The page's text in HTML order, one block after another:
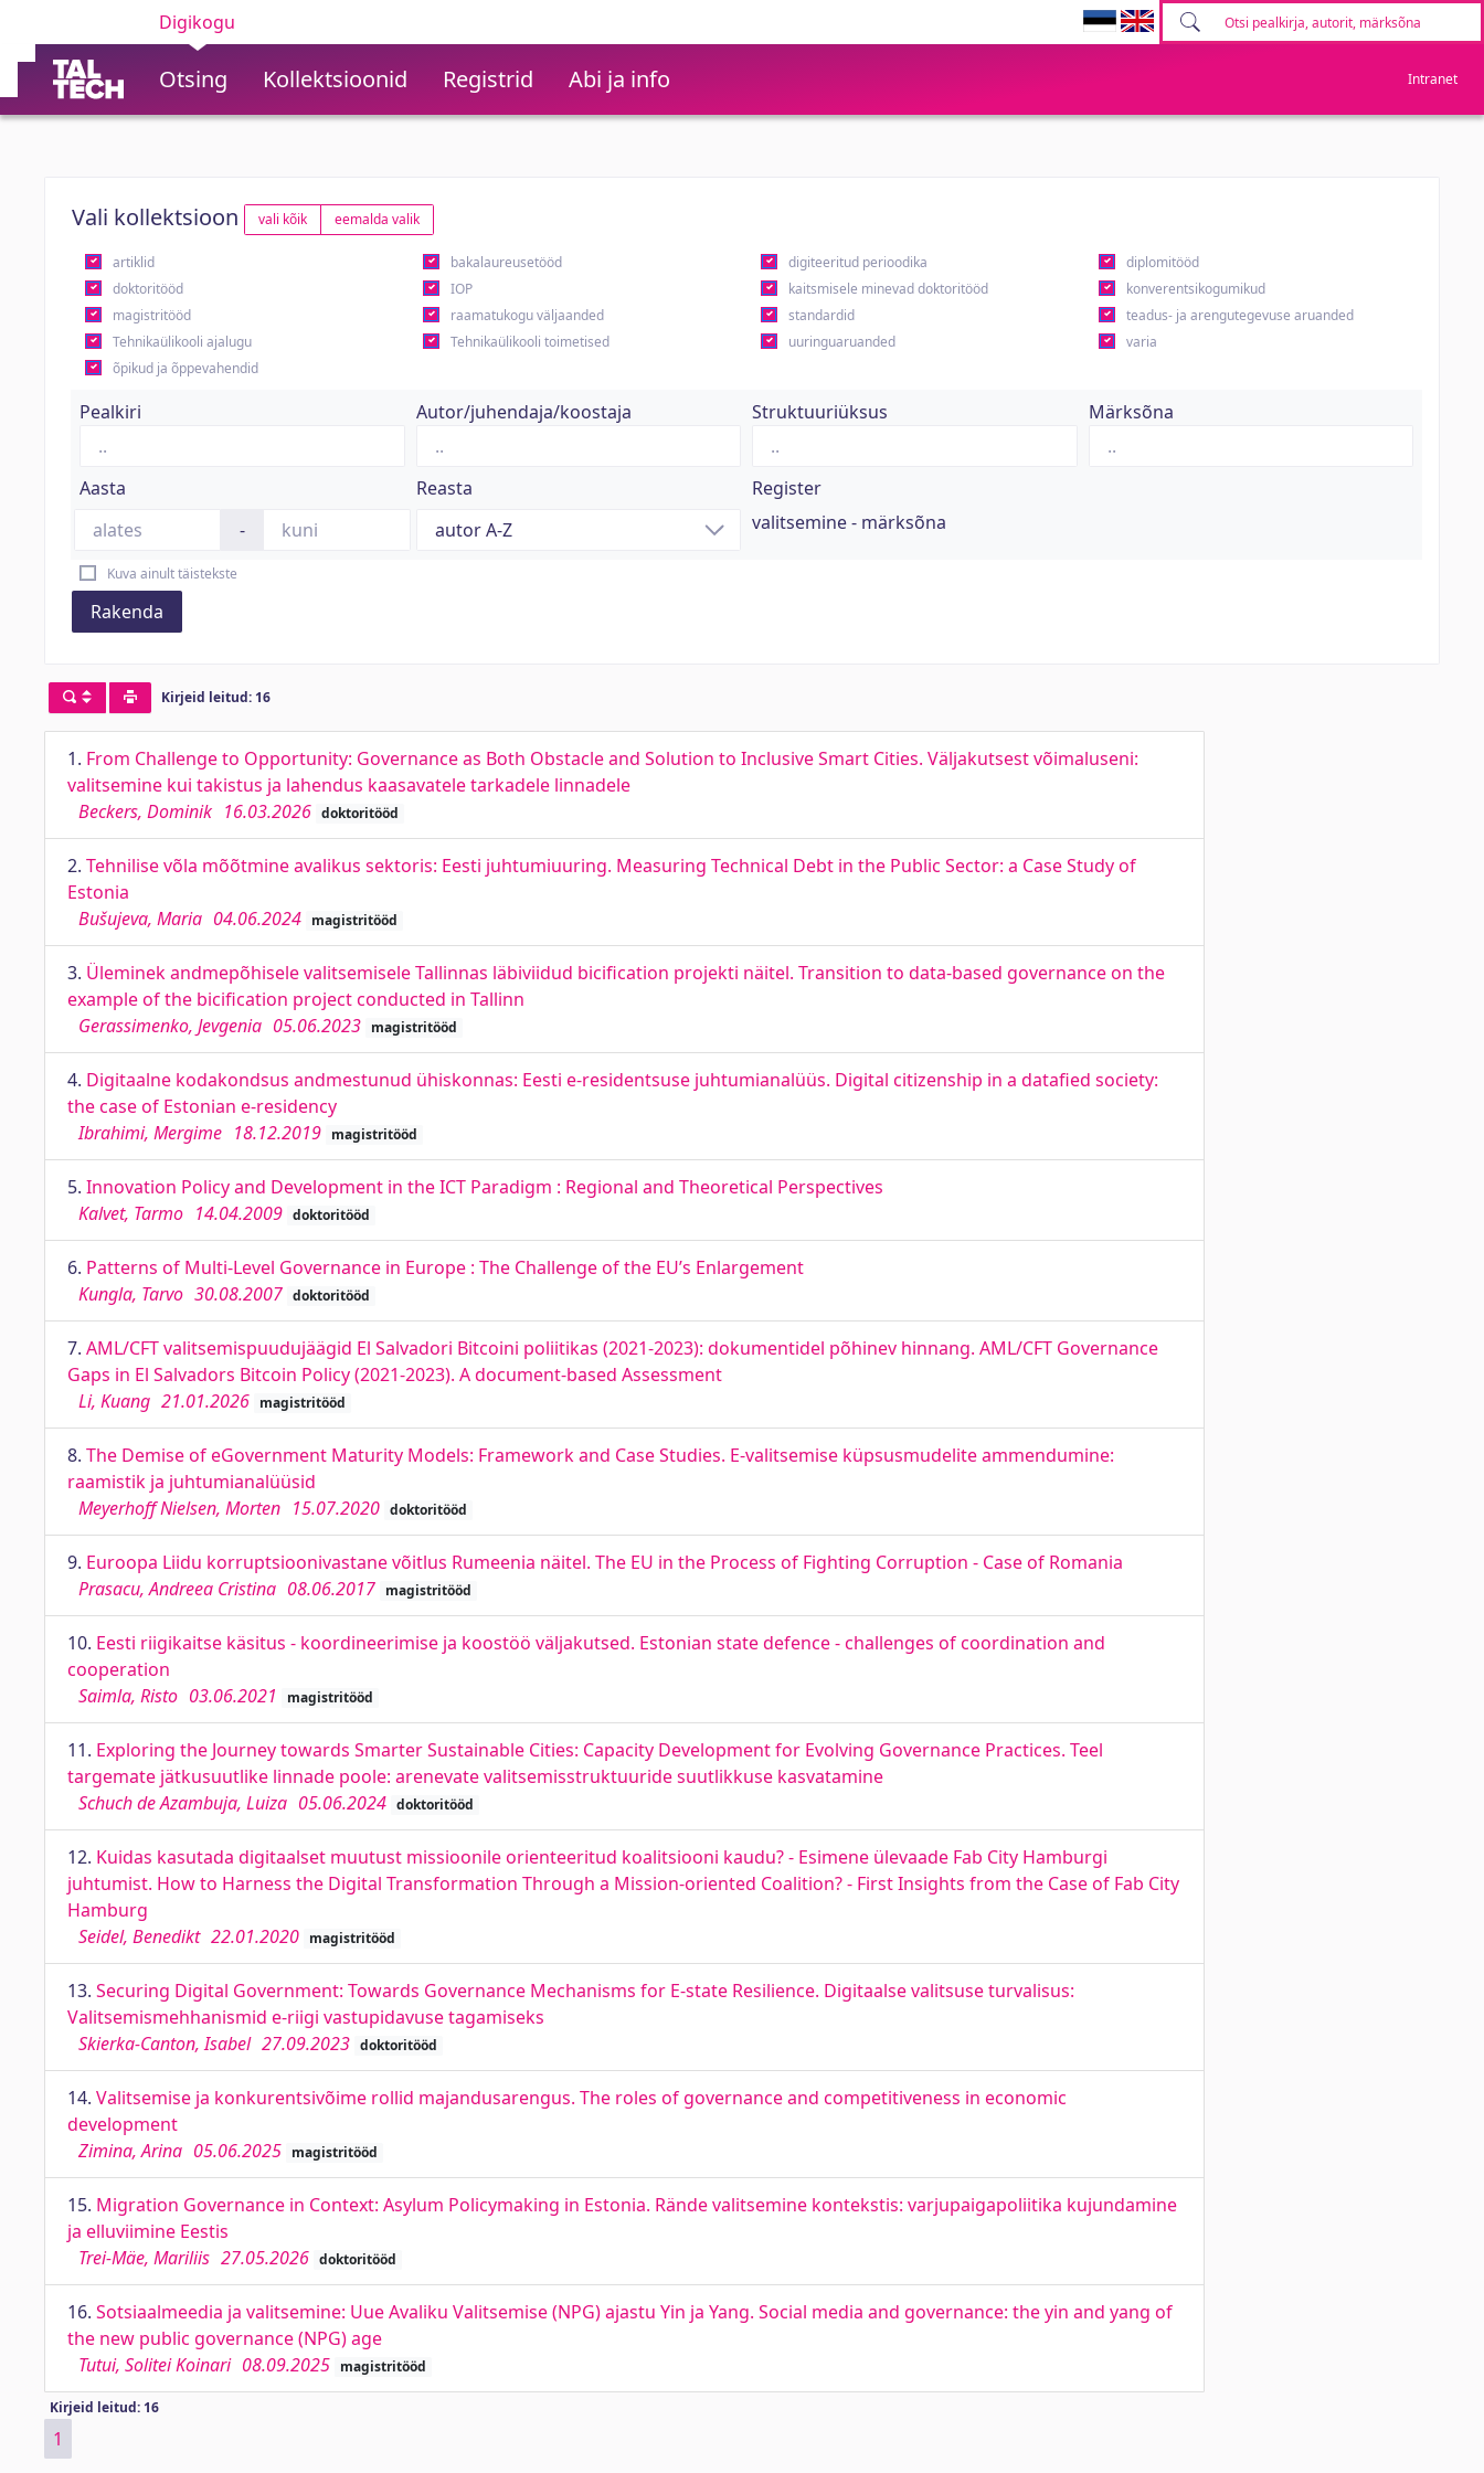
Digikogu
Otsing Kollektsioonid Registrid Abi ja info Intranet
Vali kollektsioon vali kõik eemalda valik
artiklid bakalaureusetööd digiteeritud perioodika
diplomitööd
doktoritööd
IOP kaitsmisele minevad doktoritööd
konverentsikogumikud
magistritööd
raamatukogu väljaanded standardid
teadus- ja arengutegevuse aruanded
Tehnikaülikooli ajalugu
Tehnikaülikooli toimetised uuringuaruanded
varia
õpikud ja õppevahendid
Pealkiri Autor/juhendaja/koostaja Struktuuriüksus Märksõna
Aasta
-
Reasta
Register
valitsemine - märksõna
Kuva ainult täistekste
Rakenda
Kirjeid leitud: 16
1. From Challenge to Opportunity: Governance as Both Obstacle and Solution to Inclusive Smart Cities. Väljakutsest võimaluseni:
valitsemine kui takistus ja lahendus kaasavatele tarkadele linnadele
Beckers, Dominik 16.03.2026 doktoritööd
2. Tehnilise võla mõõtmine avalikus sektoris: Eesti juhtumiuuring. Measuring Technical Debt in the Public Sector: a Case Study of
Estonia
Bušujeva, Maria 04.06.2024 magistritööd
3. Üleminek andmepõhisele valitsemisele Tallinnas läbiviidud bicification projekti näitel. Transition to data-based governance on the
example of the bicification project conducted in Tallinn
Gerassimenko, Jevgenia 05.06.2023 magistritööd
4. Digitaalne kodakondsus andmestunud ühiskonnas: Eesti e-residentsuse juhtumianalüüs. Digital citizenship in a datafied society:
the case of Estonian e-residency
Ibrahimi, Mergime 18.12.2019 magistritööd
5. Innovation Policy and Development in the ICT Paradigm : Regional and Theoretical Perspectives
Kalvet, Tarmo 14.04.2009 doktoritööd
6. Patterns of Multi-Level Governance in Europe : The Challenge of the EU’s Enlargement
Kungla, Tarvo 30.08.2007 doktoritööd
7. AML/CFT valitsemispuudujäägid El Salvadori Bitcoini poliitikas (2021-2023): dokumentidel põhinev hinnang. AML/CFT Governance
Gaps in El Salvadors Bitcoin Policy (2021-2023). A document-based Assessment
Li, Kuang 21.01.2026 magistritööd
8. The Demise of eGovernment Maturity Models: Framework and Case Studies. E-valitsemise küpsusmudelite ammendumine:
raamistik ja juhtumianalüüsid
Meyerhoff Nielsen, Morten 15.07.2020 doktoritööd
9. Euroopa Liidu korruptsioonivastane võitlus Rumeenia näitel. The EU in the Process of Fighting Corruption - Case of Romania
Prasacu, Andreea Cristina 08.06.2017 magistritööd
10. Eesti riigikaitse käsitus - koordineerimise ja koostöö väljakutsed. Estonian state defence - challenges of coordination and
cooperation
Saimla, Risto 03.06.2021 magistritööd
11. Exploring the Journey towards Smarter Sustainable Cities: Capacity Development for Evolving Governance Practices. Teel
targemate jätkusuutlike linnade poole: arenevate valitsemisstruktuuride suutlikkuse kasvatamine
Schuch de Azambuja, Luiza 05.06.2024 doktoritööd
12. Kuidas kasutada digitaalset muutust missioonile orienteeritud koalitsiooni kaudu? - Esimene ülevaade Fab City Hamburgi
juhtumist. How to Harness the Digital Transformation Through a Mission-oriented Coalition? - First Insights from the Case of Fab City
Hamburg
Seidel, Benedikt 22.01.2020 magistritööd
13. Securing Digital Government: Towards Governance Mechanisms for E-state Resilience. Digitaalse valitsuse turvalisus:
Valitsemismehhanismid e-riigi vastupidavuse tagamiseks
Skierka-Canton, Isabel 27.09.2023 doktoritööd
14. Valitsemise ja konkurentsivõime rollid majandusarengus. The roles of governance and competitiveness in economic
development
Zimina, Arina 05.06.2025 magistritööd
15. Migration Governance in Context: Asylum Policymaking in Estonia. Rände valitsemine kontekstis: varjupaigapoliitika kujundamine
ja elluviimine Eestis
Trei-Mäe, Mariliis 27.05.2026 doktoritööd
16. Sotsiaalmeedia ja valitsemine: Uue Avaliku Valitsemise (NPG) ajastu Yin ja Yang. Social media and governance: the yin and yang of
the new public governance (NPG) age
Tutui, Solitei Koinari 08.09.2025 magistritööd
Kirjeid leitud: 16
1